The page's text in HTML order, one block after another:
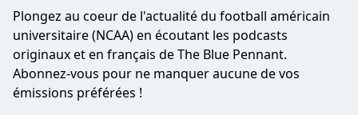
Plongez au coeur de l'actualité du football américain
universitaire (NCAA) en écoutant les podcasts
originaux et en français de The Blue Pennant.
Abonnez-vous pour ne manquer aucune de vos
émissions préférées !